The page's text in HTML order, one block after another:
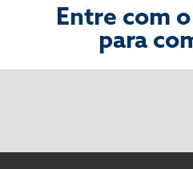
Entre com
para